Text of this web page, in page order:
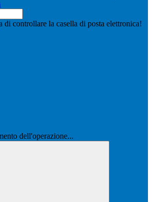
di controllare la casella di posta elettronica!
dell'operazione...